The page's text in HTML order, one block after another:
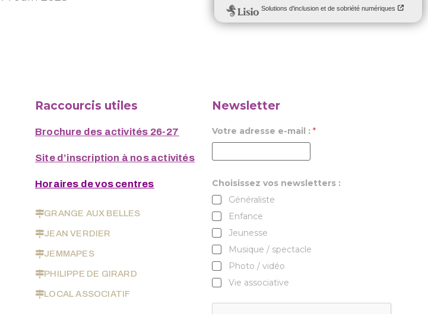
Raccourcis utiles
Brochure des activités 26-27
Site d’inscription à nos activités
Horaires de vos centres
GRANGE AUX BELLES
JEAN VERDIER
JEMMAPES
PHILIPPE DE GIRARD
LOCAL ASSOCIATIF
Newsletter
Votre adresse e-mail : *
Choisissez vos newsletters :
Généraliste
Enfance
Jeunesse
Musique / spectacle
Photo / vidéo
Vie associative